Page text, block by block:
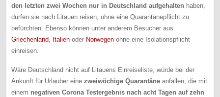
den letzten zwei Wochen nur in Deutschland aufgehalten haben,
dürfen sie nach Litauen reisen, ohne eine Quarantänepflicht zu
befürchten. Ebenso können unter anderem Besucher aus
Griechenland
Italien oder Norwegen ohne eine Isolationspflicht
einreisen.
Wäre Deutschland nicht auf Litauens Einreiseliste, würde bei der
Ankunft für Urlauber einezweiwöchige Quarantäne anfallen, die mit
einem negativen Corona Testergebnis nach acht Tagen auf zehn